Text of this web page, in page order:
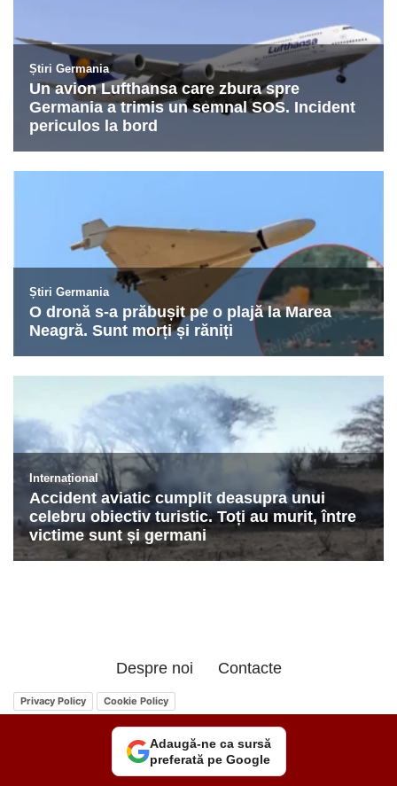
Despre noi Contacte
Privacy Policy Cookie Policy
Adaugă-ne ca sursă
preferată pe Google